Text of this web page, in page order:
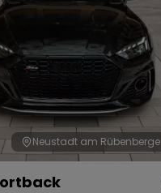
Neustadt am Rübenberge